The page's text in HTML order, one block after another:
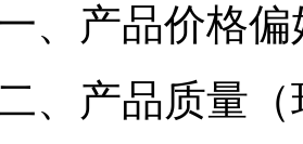
品价格偏
质量（环